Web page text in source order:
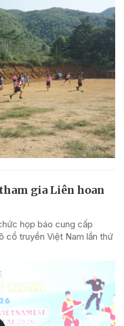
gia Liên hoan
họp báo cung cấp
cổ truyền Việt Nam lần thứ